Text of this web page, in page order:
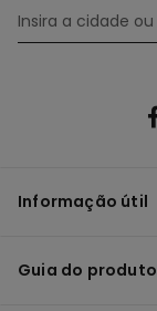
Informação útil
Guia do produto